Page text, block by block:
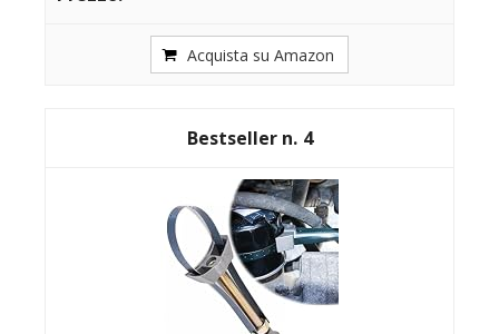
Acquista su Amazon
4